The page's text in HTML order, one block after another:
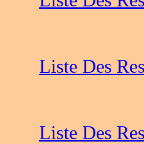
Liste Des
Liste Des